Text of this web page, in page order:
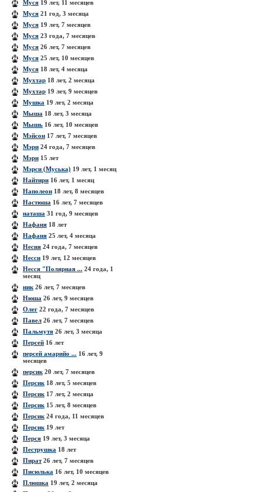
Муся 19 лет, 11 месяцев
Муся 21 год, 3 месяца
Муся 19 лет, 7 месяцев
Муся 23 года, 7 месяцев
Муся 26 лет, 7 месяцев
Муся 25 лет, 10 месяцев
Муся 18 лет, 4 месяца
Мухтар 18 лет, 2 месяца
Мухтар 19 лет, 9 месяцев
Мушка 19 лет, 2 месяца
Мыша 18 лет, 3 месяца
Мышь 16 лет, 10 месяцев
Мэйсон 17 лет, 7 месяцев
Мэри 24 года, 7 месяцев
Мэри 15 лет
Мэрси (Муська) 19 лет, 1 месяц
Найтири 16 лет, 1 месяц
Наполеон 18 лет, 8 месяцев
Настюша 16 лет, 7 месяцев
наташа 31 год, 9 месяцев
Нафаня 18 лет
Нафаня 25 лет, 4 месяца
Несия 24 года, 7 месяцев
Несси 19 лет, 12 месяцев
Несся "Полярная ... 24 года, 1
месяц
ник 26 лет, 7 месяцев
Нюша 26 лет, 9 месяцев
Олег 22 года, 7 месяцев
Павел 26 лет, 7 месяцев
Пальмутя 26 лет, 3 месяца
Персей 16 лет
персей амарийо ... 16 лет, 9
месяцев
персик 20 лет, 7 месяцев
Персик 18 лет, 5 месяцев
Персик 17 лет, 2 месяца
Персик 15 лет, 8 месяцев
Персик 24 года, 11 месяцев
Персик 19 лет
Перся 19 лет, 3 месяца
Пеструшка 18 лет
Пират26 лет, 7 месяцев
Писюлька 16 лет, 10 месяцев
Плюшка 19 лет, 2 месяца